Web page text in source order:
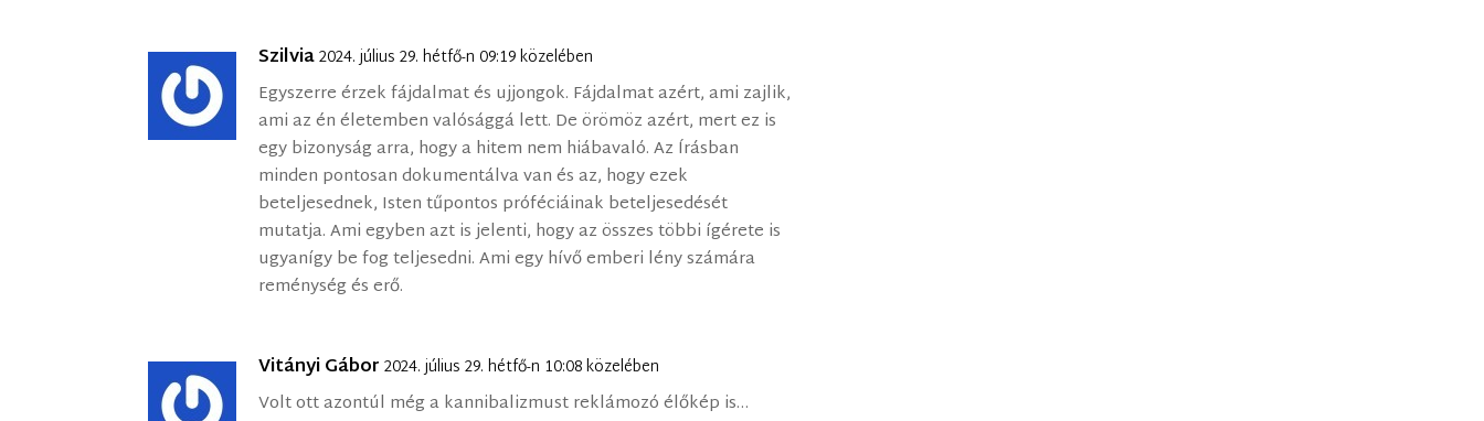
Szilvia2024. július 29. hétfő-n 09:19 közelében
Egyszerre érzek fájdalmat és ujjongok. Fájdalmat azért, ami zajlik,
ami az én életemben valósággá lett. De örömöz azért, mert ez is
egy bizonyság arra, hogy a hitem nem hiábavaló. Az Írásban
minden pontosan dokumentálva van és az, hogy ezek
beteljesednek, Isten tűpontos próféciáinak beteljesedését
mutatja. Ami egyben azt is jelenti, hogy az összes többi ígérete is
ugyanígy be fog teljesedni. Ami egy hívő emberi lény számára
reménység és erő.
Vitányi Gábor 2024. július 29. hétfő-n 10:08 közelében
Volt ott azontúl még a kannibalizmust reklámozó élőkép is…